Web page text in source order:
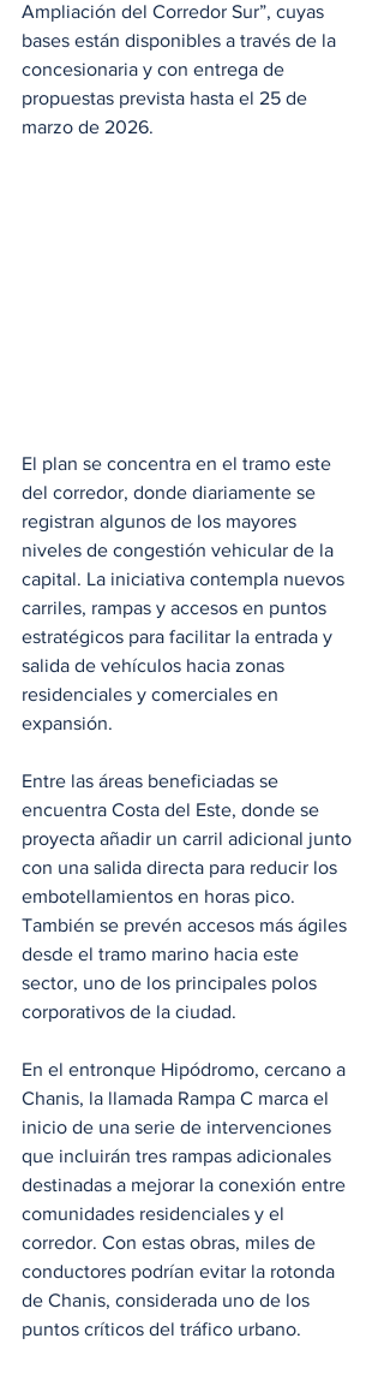
Ampliación del Corredor Sur”, cuyas
bases están disponibles a través de la
concesionaria y con entrega de
propuestas prevista hasta el 25 de
marzo de 2026.
El plan se concentra en el tramo este
del corredor, donde diariamente se
registran algunos de los mayores
niveles de congestión vehicular de la
capital. La iniciativa contempla nuevos
carriles, rampas y accesos en puntos
estratégicos para facilitar la entrada y
salida de vehículos hacia zonas
residenciales y comerciales en
expansión.
Entre las áreas beneficiadas se
encuentra Costa del Este, donde se
proyecta añadir un carril adicional junto
con una salida directa para reducir los
embotellamientos en horas pico.
También se prevén accesos más ágiles
desde el tramo marino hacia este
sector, uno de los principales polos
corporativos de la ciudad.
En el entronque Hipódromo, cercano a
Chanis, la llamada Rampa C marca el
inicio de una serie de intervenciones
que incluirán tres rampas adicionales
destinadas a mejorar la conexión entre
comunidades residenciales y el
corredor. Con estas obras, miles de
conductores podrían evitar la rotonda
de Chanis, considerada uno de los
puntos críticos del tráfico urbano.